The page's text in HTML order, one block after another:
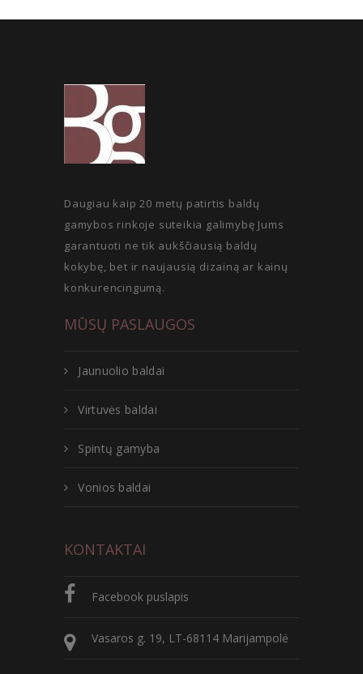
Daugiau kaip 20 metų patirtis baldų
gamybos rinkoje suteikia galimybę Jums
garantuoti ne tik aukščiausią baldų
kokybę, bet ir naujausią dizainą ar kainų
konkurencingumą.
MŪSŲ PASLAUGOS
Jaunuolio baldai
Virtuvės baldai
Spintų gamyba
Vonios baldai
KONTAKTAI
Facebook puslapis
Vasaros g. 19, LT-68114 Marijampolė